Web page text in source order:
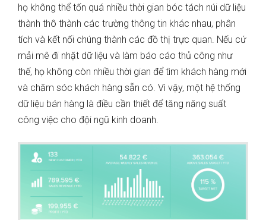
họ không thể tốn quá nhiều thời gian bóc tách núi dữ liệu
thành thô thành các trường thông tin khác nhau, phân
tích và kết nối chúng thành các đồ thị trực quan. Nếu cứ
mải mê đi nhặt dữ liệu và làm báo cáo thủ công như
thế, họ không còn nhiều thời gian để tìm khách hàng mới
và chăm sóc khách hàng sẵn có. Vì vậy, một hệ thống
dữ liệu bán hàng là điều cần thiết để tăng năng suất
công việc cho đội ngũ kinh doanh.